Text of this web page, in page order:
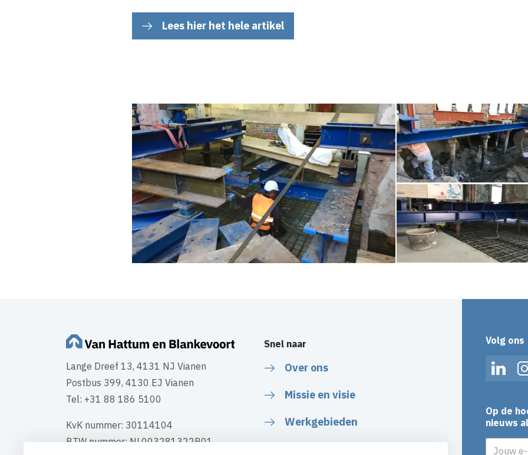
Lees hier het hele artikel
Lange Dreef 13, 4131 NJ Vianen
Postbus 399, 4130 EJ Vianen
Tel: +31 88 186 5100
KvK nummer: 30114104
BTW nummer: NL003281322B01
Snel naar
Over ons
Missie en visie
Werkgebieden
Volg ons
Op de
nieuws